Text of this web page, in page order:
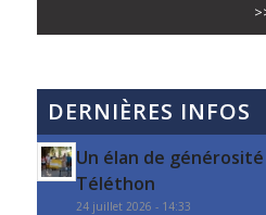
DERNIÈRES INFOS
Un élan de
Téléthon
24 juillet 2026 - 14:33